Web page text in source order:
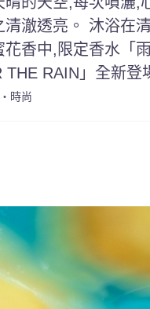
清澈透亮。 沐浴在
花香中,限定香水「
THE RAIN」全新登
時尚